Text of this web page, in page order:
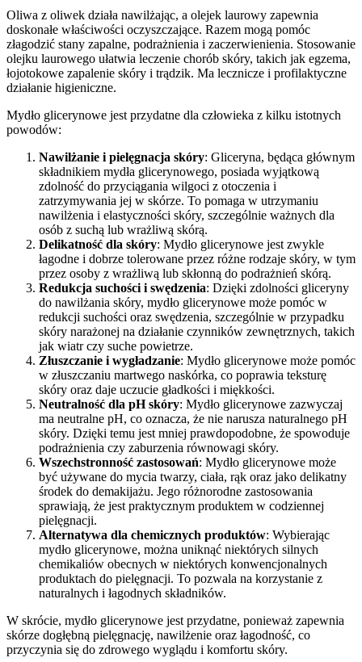
Oliwa z oliwek działa nawilżając, a olejek laurowy zapewnia
doskonałe właściwości oczyszczające. Razem mogą pomóc
złagodzić stany zapalne, podrażnienia i zaczerwienienia. Stosowanie
olejku laurowego ułatwia leczenie chorób skóry, takich jak egzema,
łojotokowe zapalenie skóry i trądzik. Ma lecznicze i profilaktyczne
działanie higieniczne.
Mydło glicerynowe jest przydatne dla człowieka z kilku istotnych
powodów:
Nawilżanie i pielęgnacja skóry: Gliceryna, będąca głównym
składnikiem mydła glicerynowego, posiada wyjątkową
zdolność do przyciągania wilgoci z otoczenia i
zatrzymywania jej w skórze. To pomaga w utrzymaniu
nawilżenia i elastyczności skóry, szczególnie ważnych dla
osób z suchą lub wrażliwą skórą.
Delikatność dla skóry: Mydło glicerynowe jest zwykle
łagodne i dobrze tolerowane przez różne rodzaje skóry, w tym
przez osoby z wrażliwą lub skłonną do podrażnień skórą.
Redukcja suchości i swędzenia: Dzięki zdolności gliceryny
do nawilżania skóry, mydło glicerynowe może pomóc w
redukcji suchości oraz swędzenia, szczególnie w przypadku
skóry narażonej na działanie czynników zewnętrznych, takich
jak wiatr czy suche powietrze.
Złuszczanie i wygładzanie: Mydło glicerynowe może pomóc
w złuszczaniu martwego naskórka, co poprawia teksturę
skóry oraz daje uczucie gładkości i miękkości.
Neutralność dla pH skóry: Mydło glicerynowe zazwyczaj
ma neutralne pH, co oznacza, że nie narusza naturalnego pH
skóry. Dzięki temu jest mniej prawdopodobne, że spowoduje
podrażnienia czy zaburzenia równowagi skóry.
Wszechstronność zastosowań: Mydło glicerynowe może
być używane do mycia twarzy, ciała, rąk oraz jako delikatny
środek do demakijażu. Jego różnorodne zastosowania
sprawiają, że jest praktycznym produktem w codziennej
pielęgnacji.
Alternatywa dla chemicznych produktów: Wybierając
mydło glicerynowe, można uniknąć niektórych silnych
chemikaliów obecnych w niektórych konwencjonalnych
produktach do pielęgnacji. To pozwala na korzystanie z
naturalnych i łagodnych składników.
W skrócie, mydło glicerynowe jest przydatne, ponieważ zapewnia
skórze dogłębną pielęgnację, nawilżenie oraz łagodność, co
przyczynia się do zdrowego wyglądu i komfortu skóry.